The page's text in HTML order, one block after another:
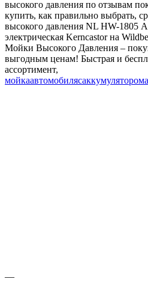
высокого давления по отзывам
купить, как правильно выбрать,
высокого давления NL HW-1805
электрическая Kerncastor на
Мойки Высокого Давления –
выгодным ценам! Быстрая и
ассортимент,
мойкаавтомобилясаккумулятором
—